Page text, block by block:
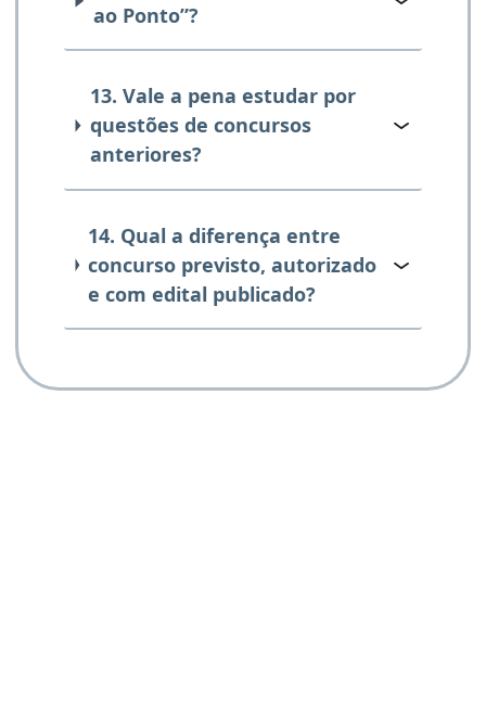
ao Ponto”?
13. Vale a pena estudar por
questões de concursos
anteriores?
14. Qual a diferença entre
concurso previsto, autorizado
e com edital publicado?